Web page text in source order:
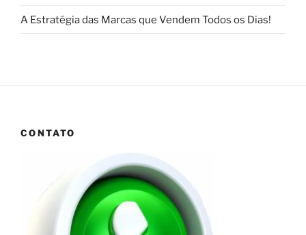
A Estratégia das Marcas que Vendem Todos os Dias!
CONTATO